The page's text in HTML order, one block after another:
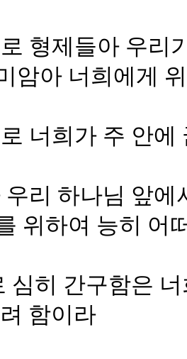
형제들아 우리
암아 너희에게
너희가 주 안에
리 하나님 앞에
위하여 능히 어
심히 간구함은
함이라